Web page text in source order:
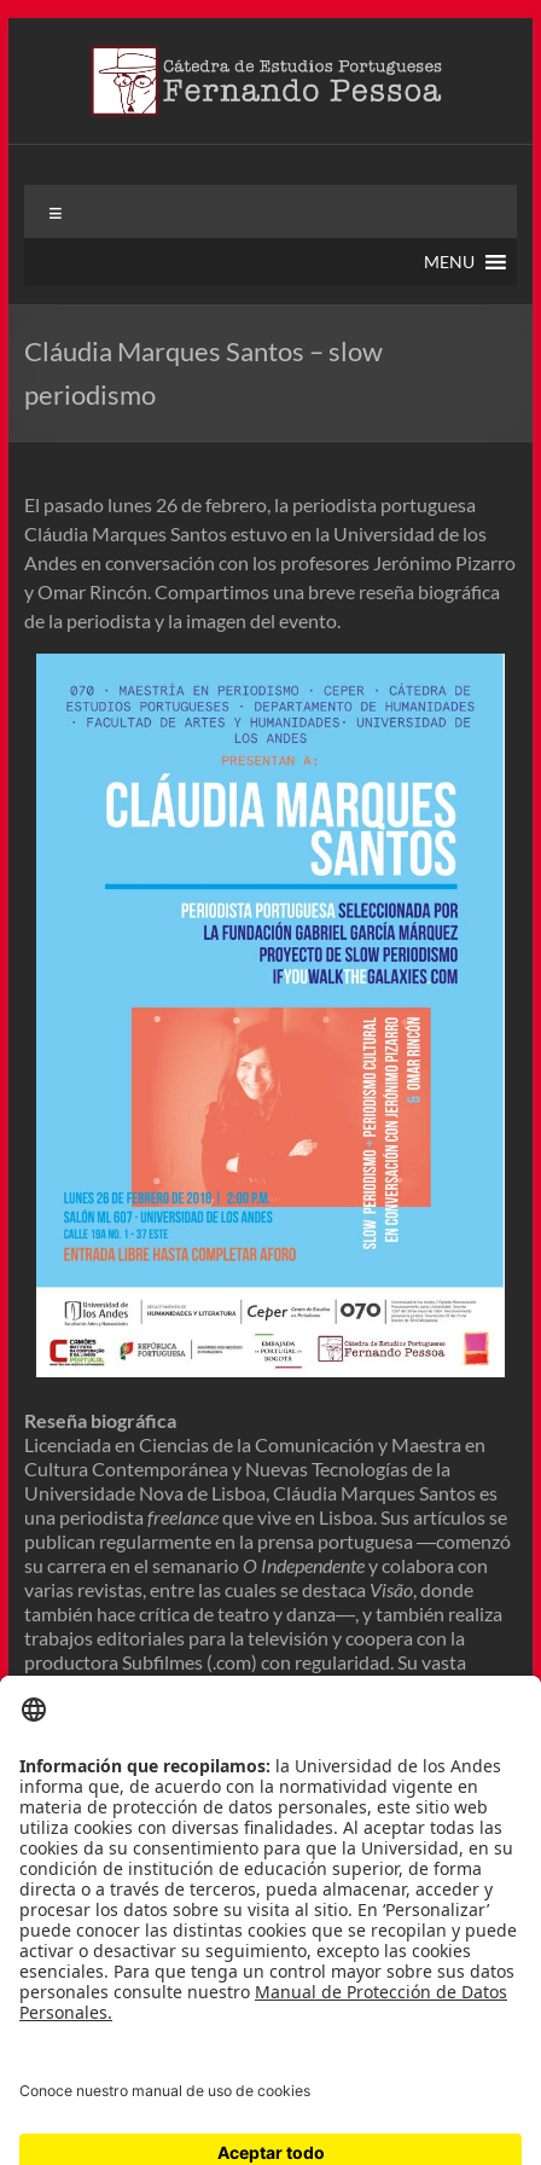
Cátedra Pessoa
creada en agosto de 2011, tras la Semana de Portugal. Esta
MENU
Cláudia Marques Santos – slow
periodismo
El pasado lunes 26 de febrero, la periodista portuguesa
Cláudia Marques Santos estuvo en la Universidad de los
Andes en conversación con los profesores Jerónimo Pizarro
y Omar Rincón. Compartimos una breve reseña biográfica
de la periodista y la imagen del evento.
Reseña biográfica
Licenciada en Ciencias de la Comunicación y Maestra en
Cultura Contemporánea y Nuevas Tecnologías de la
Universidade Nova de Lisboa, Cláudia Marques Santos es
una periodista freelanceque vive en Lisboa. Sus artículos se
publican regularmente en la prensa portuguesa ―comenzó
su carrera en el semanario O Independentey colabora con
varias revistas, entre las cuales se destaca Visão, donde
también hace crítica de teatro y danza―, y también realiza
trabajos editoriales para la televisión y coopera con la
productora Subfilmes (.com) con regularidad. Su vasta
culturales, documentales, reportajes y entrevistas. Tiene,
You Walk the Galaxies (.com): entrevistas hechas a
personas del mundo lusófono de las artes, en las que se
busca desacelerar la velocidad con que se consume
información en la actualidad y se da espacio a plantear ideas
que giran esencialmente en torno a conceptos como el
tiempo, el cuerpo o el lenguaje. Actualmente está
escribiendo varios libros (ya se han publicado tres de su
autoría) para Arte Pública – Fundação EDP, un proyecto
que lleva al arte público a localidades de menor densidad
poblacional, del sur al norte de Portugal. Las obras de arte
creadas tienen como punto de partida el diálogo entre los
artistas invitados y las comunidades locales. Además, está
junto al reconocido director de sonido para el cine, Vasco
Para mayor información, visitarIf You Walk the Galaxies